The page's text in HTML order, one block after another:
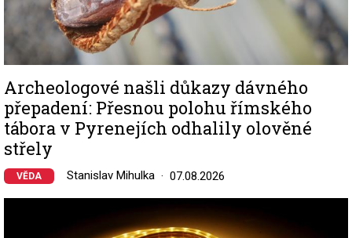
Archeologové našli důkazy dávného
přepadení: Přesnou polohu římského
tábora v Pyrenejích odhalily olověné
střely
VĚDA Stanislav Mihulka 07.08.2026